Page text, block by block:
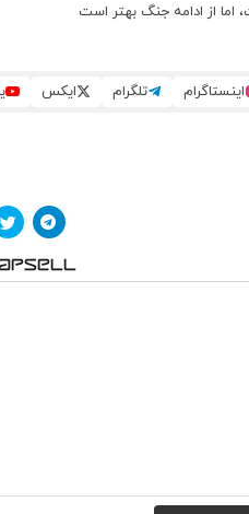
اما از ادامه جنگ بهتر است
اینستاگرام تلگرام ایکس